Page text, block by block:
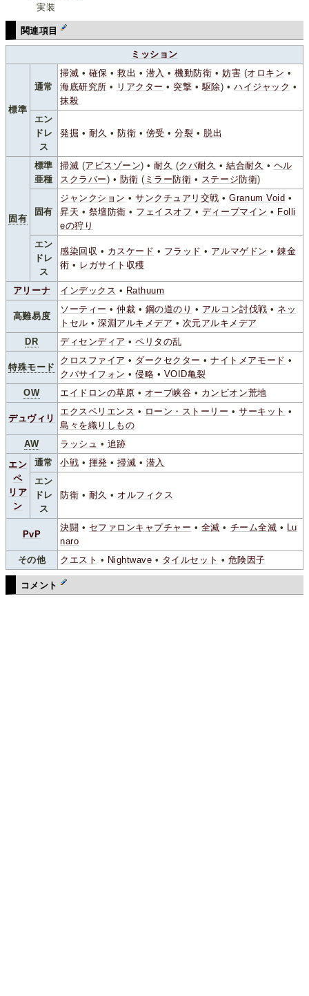
実装
関連項目
ミッション
標準
通常
掃滅 • 確保 •救出 • 潜入 •機動防衛 •妨害 (オロキン •
海底研究所 • リアクター • 突撃 • 駆除) •ハイジャック •
抹殺
エン
ドレ
ス
発掘 • 耐久 • 防衛 • 傍受 •分裂 • 脱出
固有
標準
亜種
掃滅 (アビスゾーン) •耐久 (クバ耐久 •結合耐久 • ヘル
スクラバー) • 防衛 ( ミラー防衛 • ステージ防衛)
固有
ジャンクション •サンクチュアリ交戦 •Granum Void •
昇天 • 祭壇防衛 • フェイスオフ • ディープマイン • Folli
eの狩り
エン
ドレ
ス
感染回収 • カスケード • フラッド • アルマゲドン •錬金
術 • レガサイト収穫
アリーナ インデックス • Rathuum
高難易度
ソーティー •仲裁 • 鋼の道のり • アルコン討伐戦 • ネッ
トセル •深淵アルキメデア • 次元アルキメデア
DR
ディセンディア •ペリタの乱
特殊モード
クロスファイア • ダークセクター •ナイトメアモード •
クバサイフォン •侵略 • VOID亀裂
OW
エイドロンの草原 • オーブ峡谷 • カンビオン荒地
デュヴィリ
エクスペリエンス • ローン・ストーリー • サーキット •
島々を織りしもの
AW
ラッシュ • 追跡
エン
ペ
リア
ン
通常 小戦 • 揮発 •掃滅 • 潜入
エン
ドレ
ス
防衛 • 耐久 • オルフィクス
PvP
決闘 • セファロンキャプチャー • 全滅 • チーム全滅 •
Lu
naro
その他
クエスト • Nightwave • タイルセット • 危険因子
コメント